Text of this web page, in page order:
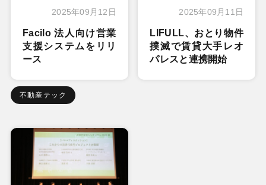
2025年09月12日
Facilo 法人向け営業
支援システムをリリ
ース
不動産テック
2025年09月11日
LIFULL、おとり物件
撲滅で賃貸大手レオ
パレスと連携開始